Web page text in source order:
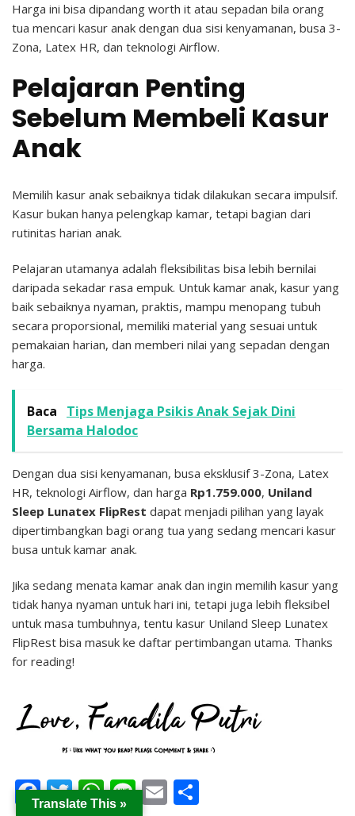
Harga ini bisa dipandang worth it atau sepadan bila orang
tua mencari kasur anak dengan dua sisi kenyamanan, busa 3-
Zona, Latex HR, dan teknologi Airflow.
Pelajaran Penting
Sebelum Membeli Kasur
Anak
Memilih kasur anak sebaiknya tidak dilakukan secara impulsif.
Kasur bukan hanya pelengkap kamar, tetapi bagian dari
rutinitas harian anak.
Pelajaran utamanya adalah fleksibilitas bisa lebih bernilai
daripada sekadar rasa empuk. Untuk kamar anak, kasur yang
baik sebaiknya nyaman, praktis, mampu menopang tubuh
secara proporsional, memiliki material yang sesuai untuk
pemakaian harian, dan memberi nilai yang sepadan dengan
harga.
Baca
Tips Menjaga Psikis Anak Sejak Dini
Bersama Halodoc
Dengan dua sisi kenyamanan, busa eksklusif 3-Zona, Latex
HR, teknologi Airflow, dan harga Rp1.759.000, Uniland
Sleep Lunatex FlipRest dapat menjadi pilihan yang layak
dipertimbangkan bagi orang tua yang sedang mencari kasur
busa untuk kamar anak.
Jika sedang menata kamar anak dan ingin memilih kasur yang
tidak hanya nyaman untuk hari ini, tetapi juga lebih fleksibel
untuk masa tumbuhnya, tentu kasur Uniland Sleep Lunatex
FlipRest bisa masuk ke daftar pertimbangan utama. Thanks
for reading!
Facebook
Twitter
WhatsApp
LineEmail
Translate This »